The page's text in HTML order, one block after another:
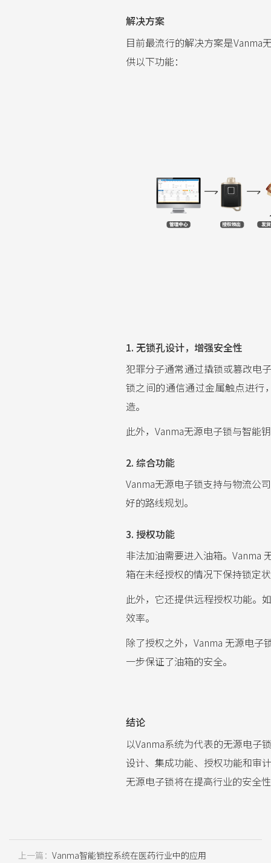
解决方案
目前最流行的解决方案是Vanma
供以下功能：
1. 无锁孔设计，增强安全性
犯罪分子通常通过撬锁或篡改电
锁之间的通信通过金属触点进行
造。
此外，Vanma无源电子锁与智能
2. 综合功能
Vanma无源电子锁支持与物流公
好的路线规划。
3. 授权功能
非法加油需要进入油箱。Vanma
箱在未经授权的情况下保持锁定
此外，它还提供远程授权功能。
效率。
除了授权之外，Vanma 无源电
一步保证了油箱的安全。
结论
以Vanma系统为代表的无源电子
设计、集成功能、授权功能和审
无源电子锁将在提高行业的安全
上一篇： Vanma智能锁控系统在医药行业中的应用